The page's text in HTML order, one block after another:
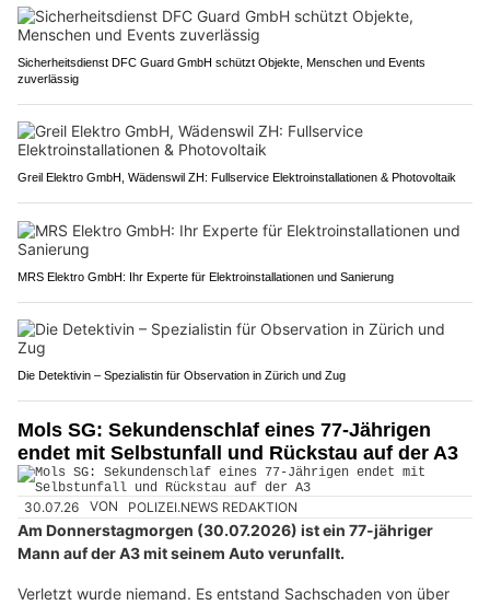
Sicherheitsdienst DFC Guard GmbH schützt Objekte, Menschen und Events
zuverlässig
Greil Elektro GmbH, Wädenswil ZH: Fullservice Elektroinstallationen & Photovoltaik
MRS Elektro GmbH: Ihr Experte für Elektroinstallationen und Sanierung
Die Detektivin – Spezialistin für Observation in Zürich und Zug
Mols SG: Sekundenschlaf eines 77-Jährigen
endet mit Selbstunfall und Rückstau auf der A3
30.07.26 VON POLIZEI.NEWS REDAKTION
Am Donnerstagmorgen (30.07.2026) ist ein 77-jähriger
Mann auf der A3 mit seinem Auto verunfallt.
Verletzt wurde niemand. Es entstand Sachschaden von über